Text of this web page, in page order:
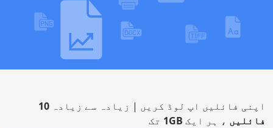
اپنی فائلیں اپ لوڈ کریں | زیادہ سے زیادہ 10
فائلیں ، ہر ایک 1GB تک